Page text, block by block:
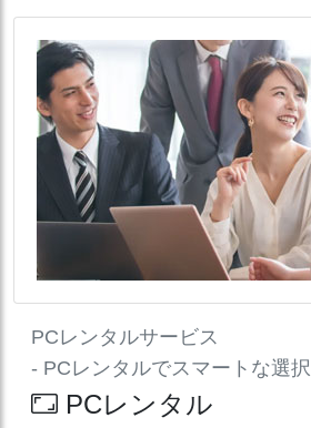
PCレンタルサービス
- PCレンタルでスマートな選択
PCレンタル